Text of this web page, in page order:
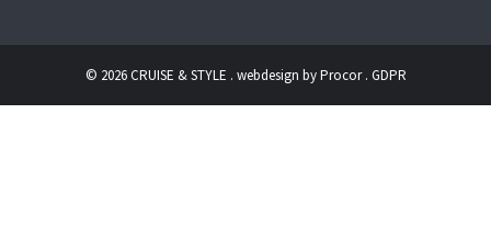
© 2026 CRUISE & STYLE . webdesign byProcor. GDPR